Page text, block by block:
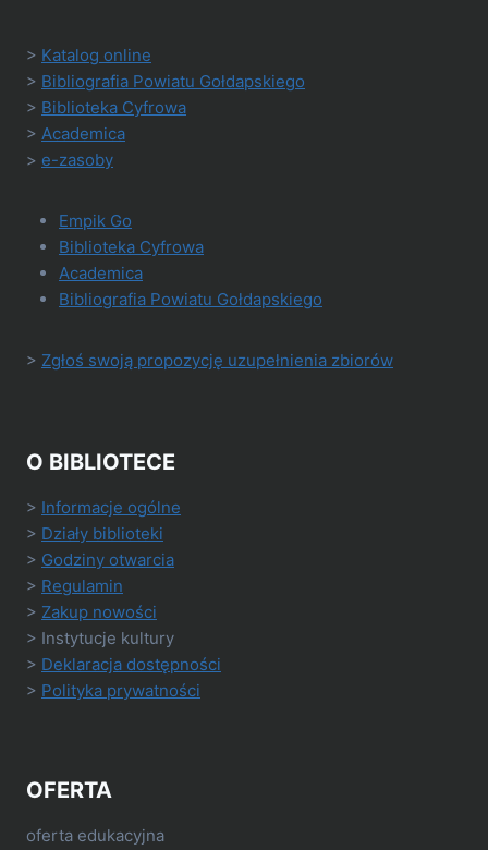
> Katalog online
> Bibliografia Powiatu Gołdapskiego
> Biblioteka Cyfrowa
> Academica
> e-zasoby
Empik Go
Biblioteka Cyfrowa
Academica
Bibliografia Powiatu Gołdapskiego
> Zgłoś swoją propozycję uzupełnienia zbiorów
O BIBLIOTECE
> Informacje ogólne
> Działy biblioteki
> Godziny otwarcia
> Regulamin
> Zakup nowości
> Instytucje kultury
> Deklaracja dostępności
> Polityka prywatności
OFERTA
oferta edukacyjna